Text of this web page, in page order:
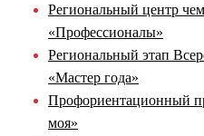
Региональный центр
«Профессионалы»
Региональный этап
«Мастер года»
Профориентационный
моя»